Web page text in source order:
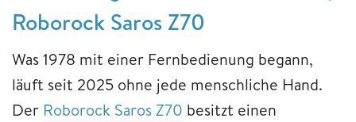
Roborock Saros Z70
Was 1978 mit einer Fernbedienung begann,
läuft seit 2025 ohne jede menschliche Hand.
Der Roborock Saros Z70 besitzt einen